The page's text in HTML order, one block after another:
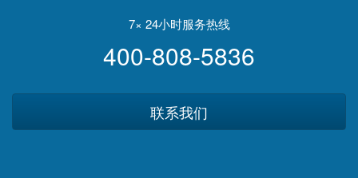
7× 24小时服务热线
400-808-5836
联系我们